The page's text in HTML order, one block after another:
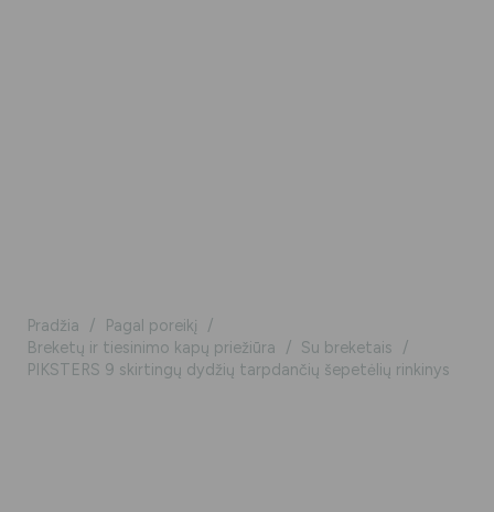
Pradžia / Pagal poreikį
/
Breketų ir tiesinimo kapų priežiūra
/ Su breketais
/
PIKSTERS 9 skirtingų dydžių tarpdančių šepetėlių rinkinys